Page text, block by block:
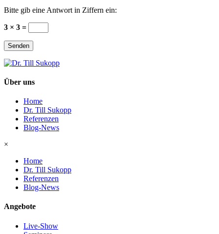
Bitte gib eine Antwort in Ziffern ein:
3 × 3 =
Senden
Über uns
Home
Dr. Till Sukopp
Referenzen
Blog-News
×
Home
Dr. Till Sukopp
Referenzen
Blog-News
Angebote
Live-Show